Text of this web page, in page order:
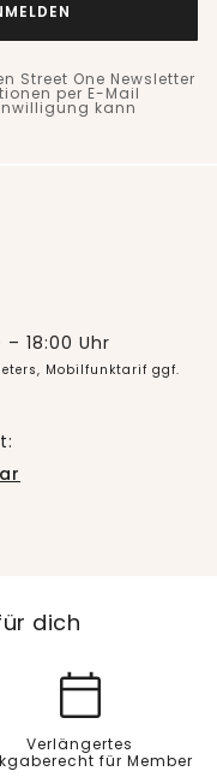
Street One Newsletter
per E-Mail
kann
18:00 Uhr
Mobilfunktarif ggf.
dich
Verlängertes
für Member